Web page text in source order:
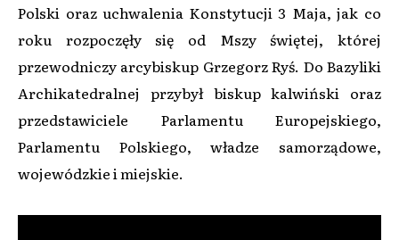
Polski oraz uchwalenia Konstytucji 3 Maja, jak co
roku rozpoczęły się od Mszy świętej, której
przewodniczy arcybiskup Grzegorz Ryś. Do Bazyliki
Archikatedralnej przybył biskup kalwiński oraz
przedstawiciele Parlamentu Europejskiego,
Parlamentu Polskiego, władze samorządowe,
wojewódzkie i miejskie.